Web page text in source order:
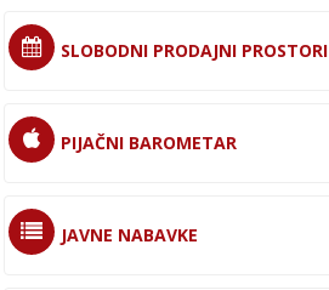
SLOBODNI PRODAJNI PROSTORI
PIJAČNI BAROMETAR
JAVNE NABAVKE